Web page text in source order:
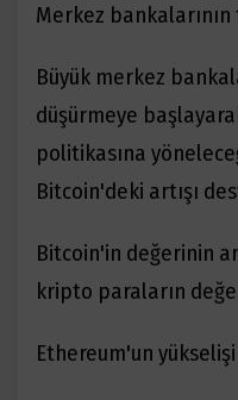
Merkez
Büyük merkez
düşürmeye
politikasına
Bitcoin'deki artışı
Bitcoin'in değerinin
kripto paraların
Ethereum'un yükselişi